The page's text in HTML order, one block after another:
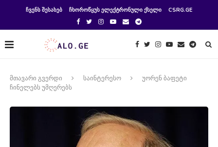
ᲩᲕᲔᲜᲡ ᲨᲔᲡᲐᲮᲔᲑ ᲩᲮᲝᲠᲝᲬᲧᲣᲡ ᲔᲚᲔᲥᲢᲠᲝᲜᲣᲚᲘ ᲥᲡᲔᲚᲘ CSRG.GE
მთავარი გვერდი საინტერესო
უორენ ბაფეტი
ჩინელებს უმღერებს